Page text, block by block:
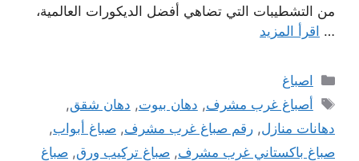
من التشطيبات التي تضاهي أفضل الديكورات العالمية،
… اقرأ المزيد
التصنيفات
اصباغ
الوسوم
أصباغ غرب مشرف, دهان بيوت, دهان شقق,
دهانات منازل, رقم صباغ غرب مشرف, صباغ أبواب,
صباغ باكستاني غرب مشرف, صباغ تركيب ورق, صباغ